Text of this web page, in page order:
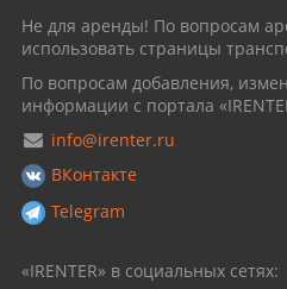
Не для аренды! По вопросам
использовать страницы
По вопросам добавления,
информации с портала
info@irenter.ru
ВКонтакте
Telegram
«IRENTER» в социальных сетях: